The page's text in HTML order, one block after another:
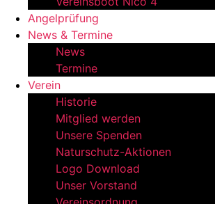
Angelprüfung
News & Termine
News
Termine
Verein
Historie
Mitglied werden
Unsere Spenden
Naturschutz-Aktionen
Logo Download
Unser Vorstand